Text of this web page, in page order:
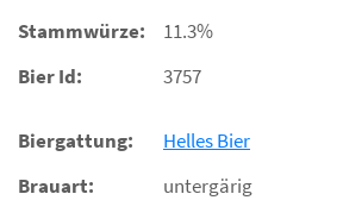
Stammwürze:
11.3%
Bier Id:
3757
Biergattung:
Helles Bier
Brauart:
untergärig